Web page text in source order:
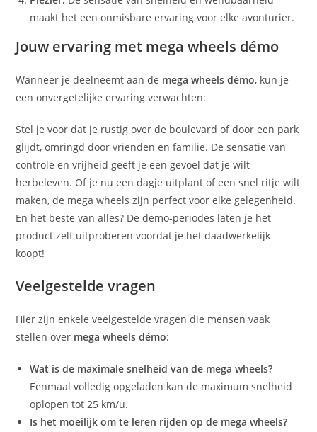
maakt het een onmisbare ervaring voor elke avonturier.
Jouw ervaring met mega wheels démo
Wanneer je deelneemt aan de mega wheels démo, kun je
een onvergetelijke ervaring verwachten:
Stel je voor dat je rustig over de boulevard of door een park
glijdt, omringd door vrienden en familie. De sensatie van
controle en vrijheid geeft je een gevoel dat je wilt
herbeleven. Of je nu een dagje uitplant of een snel ritje wilt
maken, de mega wheels zijn perfect voor elke gelegenheid.
En het beste van alles? De demo-periodes laten je het
product zelf uitproberen voordat je het daadwerkelijk
koopt!
Veelgestelde vragen
Hier zijn enkele veelgestelde vragen die mensen vaak
stellen over mega wheels démo:
Wat is de maximale snelheid van de mega wheels?
Eenmaal volledig opgeladen kan de maximum snelheid
oplopen tot 25 km/u.
Is het moeilijk om te leren rijden op de mega wheels?